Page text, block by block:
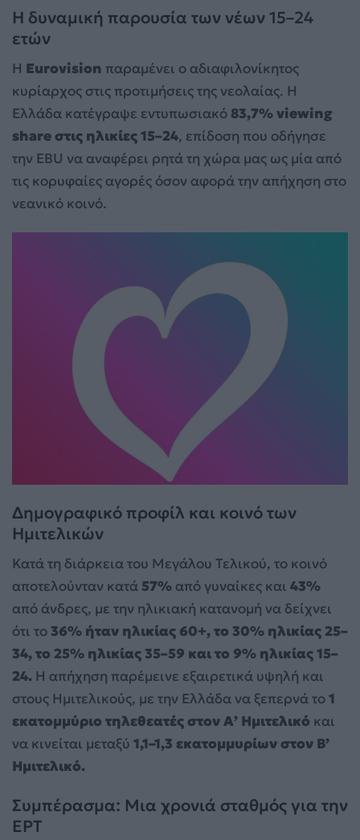
Η δυναμική παρουσία των νέων 15–24
ετών
Η Eurovision παραμένει ο αδιαφιλονίκητος
κυρίαρχος στις προτιμήσεις της νεολαίας. Η
Ελλάδα κατέγραψε εντυπωσιακό 83,7% viewing
share στις ηλικίες 15–24, επίδοση που οδήγησε
την EBU να αναφέρει ρητά τη χώρα μας ως μία από
τις κορυφαίες αγορές όσον αφορά την απήχηση στο
νεανικό κοινό.
Δημογραφικό προφίλ και κοινό των
Ημιτελικών
Κατά τη διάρκεια του Μεγάλου Τελικού, το κοινό
αποτελούνταν κατά 57% από γυναίκες και 43%
από άνδρες, με την ηλικιακή κατανομή να δείχνει
ότι το 36% ήταν ηλικίας 60+, το 30% ηλικίας 25–
34, το 25% ηλικίας 35–59 και το 9% ηλικίας 15–
24. Η απήχηση παρέμεινε εξαιρετικά υψηλή και
στους Ημιτελικούς, με την Ελλάδα να ξεπερνά το1
εκατομμύριο τηλεθεατές στον Α’ Ημιτελικό και
να κινείται μεταξύ 1,1–1,3 εκατομμυρίων στον Β’
Ημιτελικό.
Συμπέρασμα: Μια χρονιά σταθμός για την
ΕΡΤ